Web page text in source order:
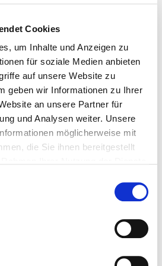
Cookies
um Inhalte und Anzeigen zu
für soziale Medien anbieten
auf unsere Website zu
geben wir Informationen zu Ihrer
an unsere Partner für
und Analysen weiter. Unsere
möglicherweise mit
die Sie ihnen bereitgestellt
Symbolen sowie die
[…]
an Ihren PC oder Laptop unter
die Steuersoftware installieren,
mittels Maus und
vieles mehr. Feinste
und Lautstärke sind bei der